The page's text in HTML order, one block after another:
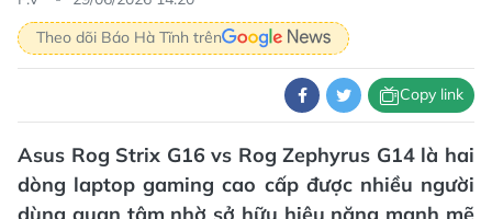
Theo dõi Báo Hà Tĩnh trên
Copy link
Asus Rog Strix G16 vs Rog Zephyrus G14 là hai
dòng laptop gaming cao cấp được nhiều người
dùng quan tâm nhờ sở hữu hiệu năng mạnh mẽ